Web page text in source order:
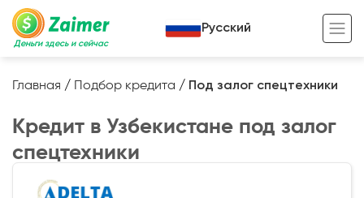
Деньги здесь и сейчас
Жизненный цикл вашего кредита
Русский
Главная / Подбор кредита / Под залог спецтехники
Кредит в Узбекистане под залог
спецтехники